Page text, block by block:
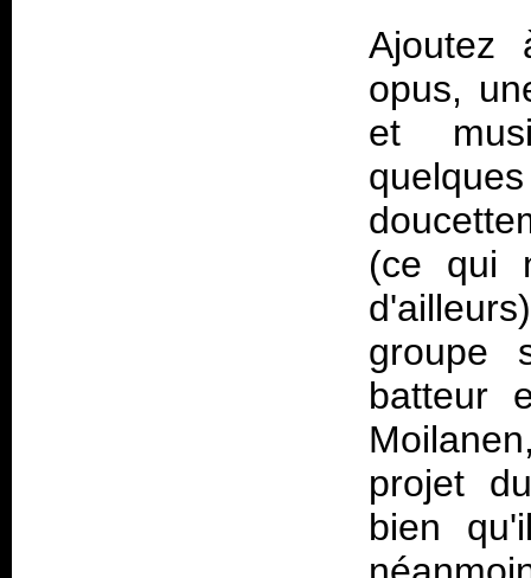
Ajoutez
opus,
et
(ce qui
groupe
batteur
projet
bien